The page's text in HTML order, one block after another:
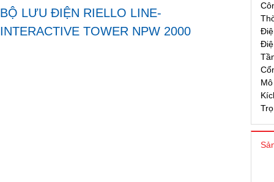
BỘ LƯU ĐIỆN RIELLO LINE-
INTERACTIVE TOWER NPW 2000